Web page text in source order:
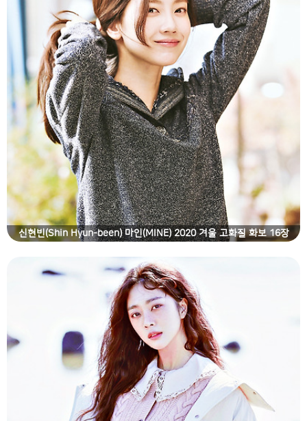
신현빈(Shin Hyun-been) 마인(MINE) 2020 겨울 고화질 화보 16장